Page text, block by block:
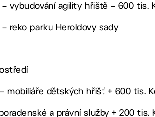
– vybudování agility hřiště – 600 tis.
– reko parku Heroldovy sady
– mobiliáře dětských hřišť + 600 tis.
a právní služby + 200 tis.